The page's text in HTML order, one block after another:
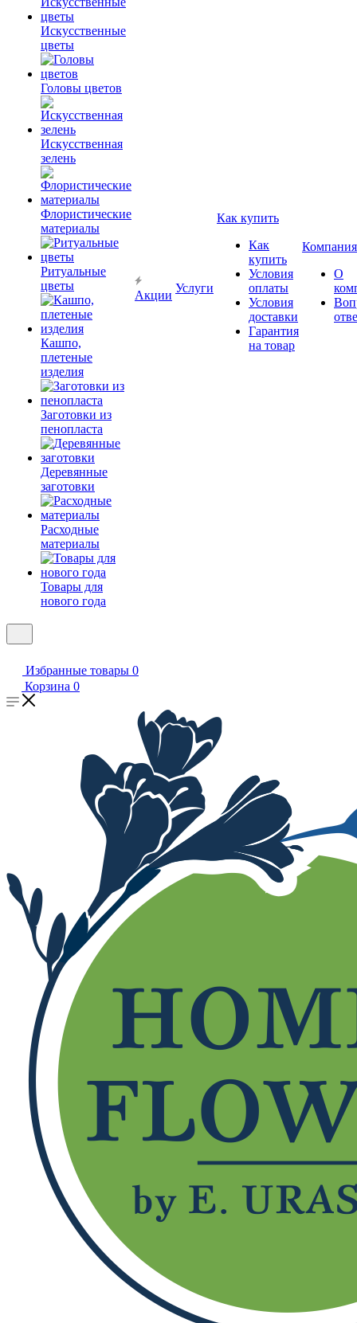
Искусственные
цветы
Головы цветов
Искусственная
зелень
Флористические
материалы
Ритуальные
цветы
Кашпо,
плетеные
изделия
Заготовки из
пенопласта
Деревянные
заготовки
Расходные
материалы
Товары для
нового года
Акции
Услуги
Как купить
Как
купить
Условия
оплаты
Условия
доставки
Гарантия
на товар
Компания
О
Избранные товары 0
Корзина 0